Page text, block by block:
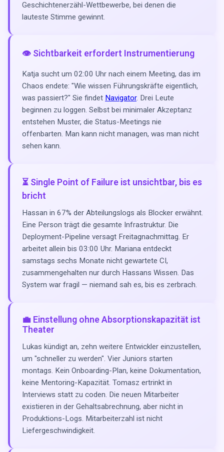
Geschichtenerzähl-Wettbewerbe, bei denen die
lauteste Stimme gewinnt.
👁️ Sichtbarkeit erfordert Instrumentierung
Katja sucht um 02:00 Uhr nach einem Meeting, das im
Chaos endete: "Wie wissen Führungskräfte eigentlich,
was passiert?" Sie findet Navigator. Drei Leute
beginnen zu loggen. Selbst bei minimaler Akzeptanz
entstehen Muster, die Status-Meetings nie
offenbarten. Man kann nicht managen, was man nicht
sehen kann.
⏳ Single Point of Failure ist unsichtbar, bis es
bricht
Hassan in 67% der Abteilungslogs als Blocker erwähnt.
Eine Person trägt die gesamte Infrastruktur. Die
Deployment-Pipeline versagt Freitagnachmittag. Er
arbeitet allein bis 03:00 Uhr. Mariana entdeckt
samstags sechs Monate nicht gewartete CI,
zusammengehalten nur durch Hassans Wissen. Das
System war fragil — niemand sah es, bis es zerbrach.
💼 Einstellung ohne Absorptionskapazität ist
Theater
Lukas kündigt an, zehn weitere Entwickler einzustellen,
um "schneller zu werden". Vier Juniors starten
montags. Kein Onboarding-Plan, keine Dokumentation,
keine Mentoring-Kapazität. Tomasz ertrinkt in
Interviews statt zu coden. Die neuen Mitarbeiter
existieren in der Gehaltsabrechnung, aber nicht in
Produktions-Logs. Mitarbeiterzahl ist nicht
Liefergeschwindigkeit.